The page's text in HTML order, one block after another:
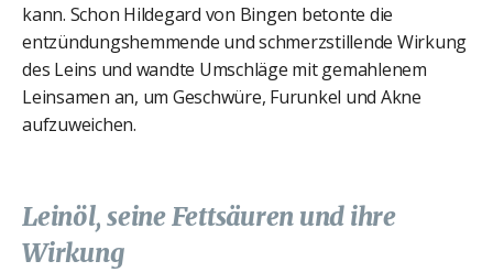
kann. Schon Hildegard von Bingen betonte die
entzündungshemmende und schmerzstillende Wirkung
des Leins und wandte Umschläge mit gemahlenem
Leinsamen an, um Geschwüre, Furunkel und Akne
aufzuweichen.
Leinöl, seine Fettsäuren und ihre
Wirkung